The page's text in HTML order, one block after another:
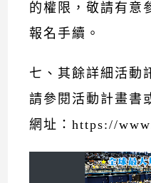
的權限，敬請有意
報名手續。
七、其餘詳細活動
請參閱活動計畫書
網址：https://